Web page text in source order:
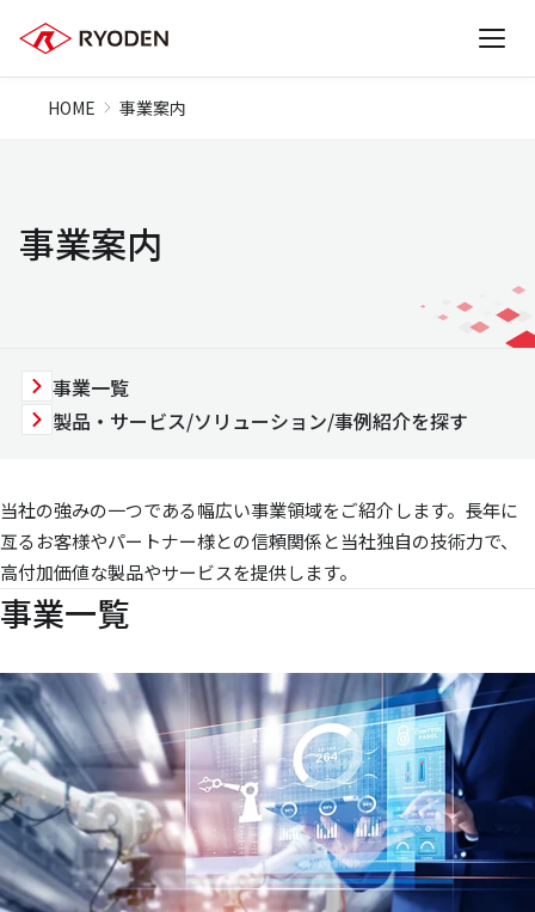
HOME 事業案内
事業案内
事業一覧
製品・サービス/ソリューション/事例紹介を探す
当社の強みの一つである幅広い事業領域をご紹介します。長年に
亙るお客様やパートナー様との信頼関係と当社独自の技術力で、
高付加価値な製品やサービスを提供します。
事業一覧